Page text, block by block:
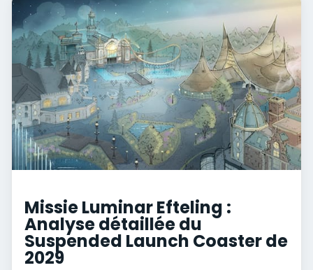
Missie Luminar Efteling :
Analyse détaillée du
Suspended Launch Coaster de
2029